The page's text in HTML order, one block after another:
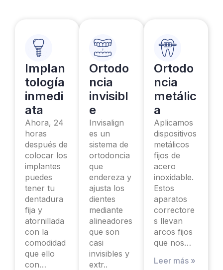
Implan
tología
inmedi
ata
Ahora, 24
horas
después de
colocar los
implantes
puedes
tener tu
dentadura
fija y
atornillada
con la
comodidad
que ello
con…
Ortodo
ncia
invisibl
e
Invisalign
es un
sistema de
ortodoncia
que
endereza y
ajusta los
dientes
mediante
alineadores
que son
casi
invisibles y
extr..
Ortodo
ncia
metálic
a
Aplicamos
dispositivos
metálicos
fijos de
acero
inoxidable.
Estos
aparatos
correctore
s llevan
arcos fijos
que nos…
Leer más »